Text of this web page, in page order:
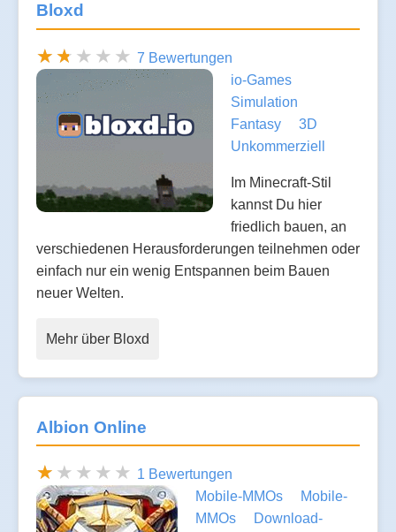
Bloxd
7 Bewertungen
io-Games
Simulation
Fantasy
3D
Unkommerziell
Im Minecraft-Stil
kannst Du hier
friedlich bauen, an
verschiedenen Herausforderungen teilnehmen oder
einfach nur ein wenig Entspannen beim Bauen
neuer Welten.
Mehr über Bloxd
Albion Online
1 Bewertungen
Mobile-MMOs
Mobile-
MMOs
Download-